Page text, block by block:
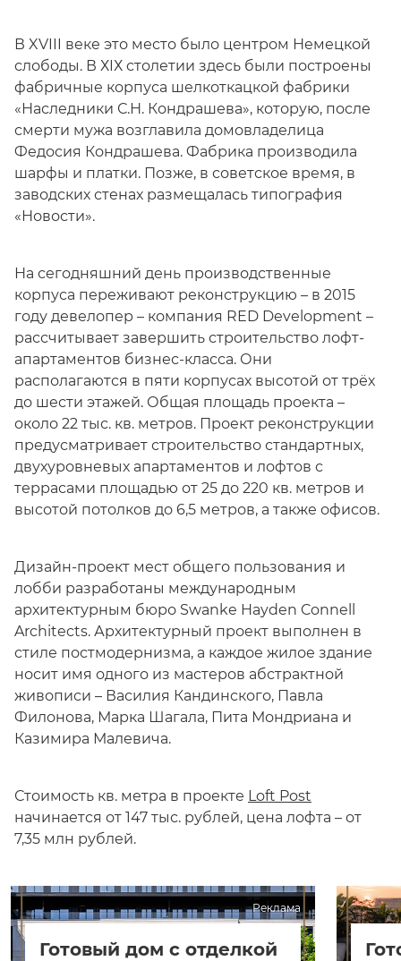
В XVIII веке это место было центром Немецкой
слободы. В ХIХ столетии здесь были построены
фабричные корпуса шелкоткацкой фабрики
«Наследники С.Н. Кондрашева», которую, после
смерти мужа возглавила домовладелица
Федосия Кондрашева. Фабрика производила
шарфы и платки. Позже, в советское время, в
заводских стенах размещалась типография
«Новости».
На сегодняшний день производственные
корпуса переживают реконструкцию – в 2015
году девелопер – компания RED Development –
рассчитывает завершить строительство лофт-
апартаментов бизнес-класса. Они
располагаются в пяти корпусах высотой от трёх
до шести этажей. Общая площадь проекта –
около 22 тыс. кв. метров. Проект реконструкции
предусматривает строительство стандартных,
двухуровневых апартаментов и лофтов с
террасами площадью от 25 до 220 кв. метров и
высотой потолков до 6,5 метров, а также офисов.
Дизайн-проект мест общего пользования и
лобби разработаны международным
архитектурным бюро Swanke Hayden Connell
Architects. Архитектурный проект выполнен в
стиле постмодернизма, а каждое жилое здание
носит имя одного из мастеров абстрактной
живописи – Василия Кандинского, Павла
Филонова, Марка Шагала, Пита Мондриана и
Казимира Малевича.
Стоимость кв. метра в проекте Loft Post
начинается от 147 тыс. рублей, цена лофта – от
7,35 млн рублей.
Реклама
Готовый дом с отделкой